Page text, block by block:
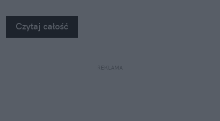
Czytaj całość
REKLAMA